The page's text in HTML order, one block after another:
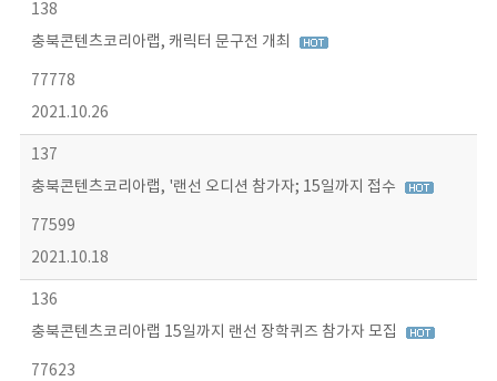
138
충북콘텐츠코리아랩, 캐릭터 문구전 개최
77778
2021.10.26
137
충북콘텐츠코리아랩, '랜선 오디션 참가자; 15일까지 접수
77599
2021.10.18
136
충북콘텐츠코리아랩 15일까지 랜선 장학퀴즈 참가자 모집
77623